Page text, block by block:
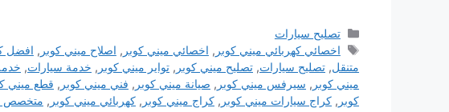
التصنيفات
تصليح سيارات
الوسوم
اخصائي كهربائي ميني كوبر , اخصائي ميني كوبر , اصلاح ميني كوبر , افضل
متنقل, تصليح سيارات, تصليح ميني كوبر , تواير ميني كوبر , خدمة سيارات,
ميني كوبر , سيرفس ميني كوبر , صيانة ميني كوبر , فني ميني كوبر , قطع ميني
كوبر , كراج سيارات ميني كوبر , كراج ميني كوبر , كهربائي ميني كوبر , متخصص